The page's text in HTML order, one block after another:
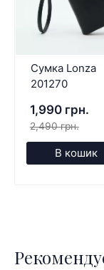
Сумка Lonza
201270
1,990 грн.
2,490 грн.
В кошик